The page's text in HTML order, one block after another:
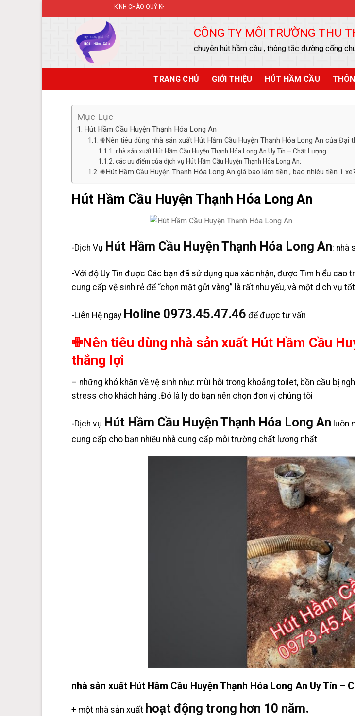
to
KÍNH CHÀO QUÝ KHÁCH ĐẾN VỚI WEDSITE.
CÔNG TY MÔI TRƯỜNG THU
chuyên hút hầm cầu , thông tắc đường cống
TRANG CHỦ GIỚI THIỆU HÚT HẦM CẦU
Mục Lục
Hút Hầm Cầu Huyện Thạnh Hóa Long An
✙Nên tiêu dùng nhà sản xuất Hút Hầm Cầu Huyện Thạnh Hóa Long An của Đại
nhà sản xuất Hút Hầm Cầu Huyện Thạnh Hóa Long An Uy Tín – Chất Lượng
các ưu điểm của dịch vụ Hút Hầm Cầu Huyện Thạnh Hóa Long An:
✙Hút Hầm Cầu Huyện Thạnh Hóa Long An giá bao lăm tiền , bao nhiêu tiền 1 xe?
Hút Hầm Cầu Huyện Thạnh Hóa Long An
-Dịch Vụ Hút Hầm Cầu Huyện Thạnh Hóa Long An: nhà
-Với độ Uy Tín được Các bạn đã sử dụng qua xác nhận, được Tìm hiểu cao
cung cấp vệ sinh rẻ để “chọn mặt gửi vàng” là rất nhu yếu, và một dịch vụ
-Liên Hệ ngay Holine 0973.45.47.46 để được tư vấn
✙Nên tiêu dùng nhà sản xuất Hút Hầm Cầu
thắng lợi
– những khó khăn về vệ sinh như: mùi hôi trong khoảng toilet, bồn cầu bị
stress cho khách hàng .Đó là lý do bạn nên chọn đơn vị chúng tôi
-Dịch vụ Hút Hầm Cầu Huyện Thạnh Hóa Long An luôn
cung cấp cho bạn nhiều nhà cung cấp môi trường chất lượng nhất
nhà sản xuất Hút Hầm Cầu Huyện Thạnh Hóa Long An Uy Tín –
+ một nhà sản xuất hoạt động trong hơn 10 năm.